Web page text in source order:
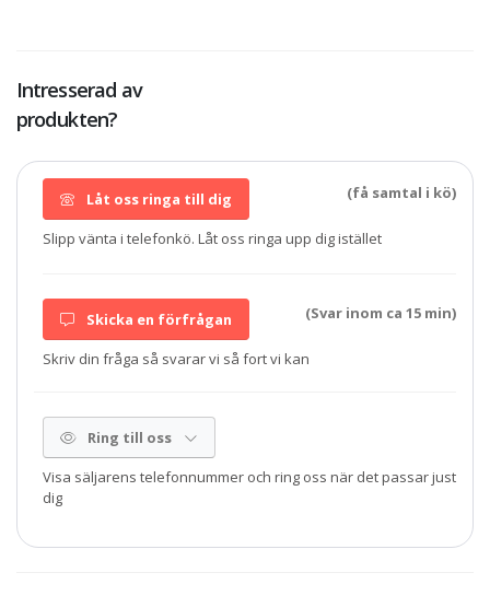
Intresserad av
produkten?
Låt oss ringa till dig (få samtal i kö)
Slipp vänta i telefonkö. Låt oss ringa upp dig istället
Skicka en förfrågan (Svar inom ca 15 min)
Skriv din fråga så svarar vi så fort vi kan
Ring till oss
Visa säljarens telefonnummer och ring oss när det passar just
dig